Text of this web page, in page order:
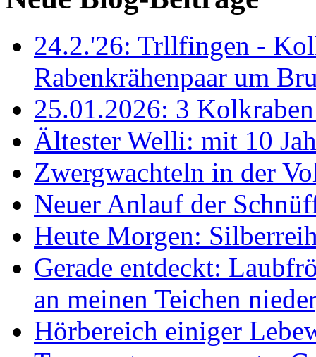
24.2.'26: Trllfingen -
Rabenkrähenpaar um
25.01.2026: 3
Ältester Welli: mit 10
Zwergwachteln in der
Neuer Anlauf der
Heute Morgen:
Gerade entdeckt:
an meinen Teichen
Hörbereich einiger